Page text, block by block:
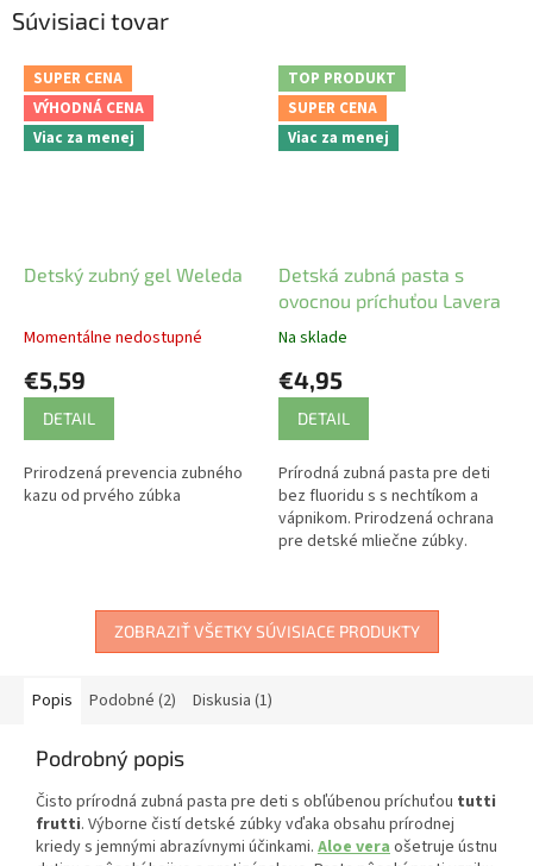
Súvisiaci tovar
SUPER CENA
VÝHODNÁ CENA
Viac za menej
Detský zubný gel Weleda
Momentálne nedostupné
€5,59
DETAIL
Prirodzená prevencia zubného
kazu od prvého zúbka
TOP PRODUKT
SUPER CENA
Viac za menej
Detská zubná pasta s
ovocnou príchuťou Lavera
Na sklade
€4,95
DETAIL
Prírodná zubná pasta pre deti
bez fluoridu s s nechtíkom a
vápnikom. Prirodzená ochrana
pre detské mliečne zúbky.
ZOBRAZIŤ VŠETKY SÚVISIACE PRODUKTY
Popis Podobné (2) Diskusia (1)
Podrobný popis
Čisto prírodná zubná pasta pre deti s obľúbenou príchuťou tutti
frutti. Výborne čistí detské zúbky vďaka obsahu prírodnej
kriedy s jemnými abrazívnymi účinkami. Aloe vera ošetruje ústnu